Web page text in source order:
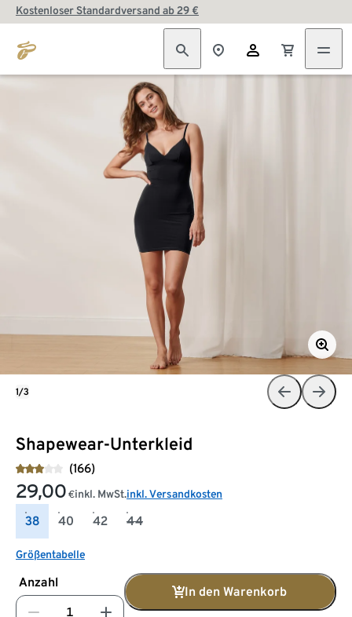
Kostenloser Standardversand ab 29 €
Shapewear-Unterkleid
(166)
29,00 €inkl. MwSt.inkl. Versandkosten
38 40 42 44
Größentabelle
Anzahl
In den Warenkorb
1/3